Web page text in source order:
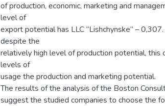
of production, economic, marketing and
level of
export potential has LLC “Lishchynske” –
despite the
relatively high level of production potential, this
levels of
usage the production and marketing potential.
The results of the analysis of the Boston
suggest the studied companies to choose the